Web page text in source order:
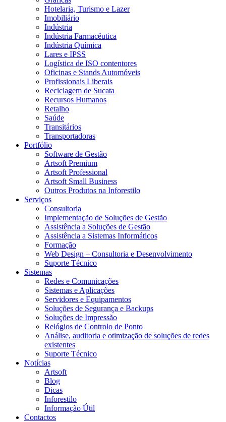
Hotelaria, Turismo e Lazer
Imobiliário
Indústria
Indústria Farmacêutica
Indústria Química
Lares e IPSS
Logística de ISO contentores
Oficinas e Stands Automóveis
Profissionais Liberais
Reciclagem de Sucata
Recursos Humanos
Retalho
Saúde
Transitários
Transportadoras
Portfólio
Software de Gestão
Artsoft Premium
Artsoft Professional
Artsoft Small Business
Outros Produtos na Inforestilo
Serviços
Consultoria
Implementação de Soluções de Gestão
Assistência a Soluções de Gestão
Assistência a Sistemas Informáticos
Formação
Web Design – Consultoria e Desenvolvimento
Suporte Técnico
Sistemas
Redes e Comunicações
Sistemas e Aplicações
Servidores e Equipamentos
Soluções de Segurança e Backups
Soluções de Impressão
Relógios de Controlo de Ponto
Análise, auditoria e otimização de soluções de redes
existentes
Suporte Técnico
Notícias
Artsoft
Blog
Dicas
Inforestilo
Informação Útil
Contactos